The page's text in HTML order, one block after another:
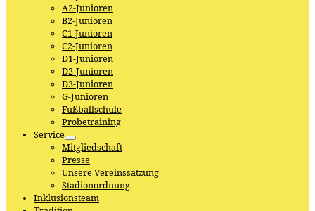
A2-Junioren
B2-Junioren
C1-Junioren
C2-Junioren
D1-Junioren
D2-Junioren
D3-Junioren
G-Junioren
Fußballschule
Probetraining
Service
Mitgliedschaft
Presse
Unsere Vereinssatzung
Stadionordnung
Inklusionsteam